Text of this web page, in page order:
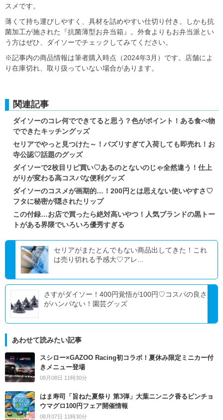
スメです。
薄くて持ち運びしやすく、具材を詰めやすい仕切り付き。しかも抗
菌加工が施された『抗菌薄型お弁当箱』。外食よりもお弁当派とい
う方はぜひ、ダイソーでチェックしてみてください。
※記事内の商品情報は筆者購入時点（2024年3月）です。店舗によ
り在庫切れ、取り扱っていない場合があります。
関連記事
ダイソーのコレ何でできてると思う？色がポイント！ある食べ物
でできたキッチングッズ
セリアでやっと見つけた～！バズリすぎて入荷しても即売れ！お
寺公認♡話題のグッズ
ダイソーで2枚目リピ買い♡あるのとないのじゃ全然違う！仕上
がりが変わる高コスパな便利グッズ
ダイソーのコスメが画期的…！200円とは思えない使いやすさ♡
フタに秘密が隠されたリップ
この付録…お店で買ったら絶対高いやつ！人気ブランドの黒トー
トがある界隈でいろいろ優秀すぎる
セリアがまたとんでもない商品出してきた！これ
は売り切れる予感大♡アレ...
さすがダイソー！400円覚悟が100円♡コスパの良さ
がハンパない！園芸グッズ
あわせて読みたい記事
スシロー×GAZOO Racing初コラボ！夏休み限定ミニカー付
きメニュー登場
08月08日 11時30分
はま寿司「旨ねた夏祭り 第3弾」大葉ニンニク香るビンチョ
ウマグロ100円フェア開催情報
08月07日 11時30分